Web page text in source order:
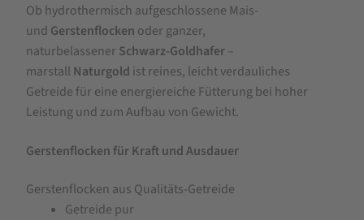
Marstall
Naturgold
Gerstenflocken
20
kg
Ob hydrothermisch aufgeschlossene Mais-
und Gerstenflocken oder ganzer,
naturbelassener Schwarz-Goldhafer
marstall Naturgold ist reines, leicht verdauliches
Getreide für eine energiereiche Fütterung bei hoher
Leistung und zum Aufbau von Gewicht.
Gerstenflocken für Kraft und Ausdauer
Gerstenflocken aus Qualitäts-Getreide
Getreide pur